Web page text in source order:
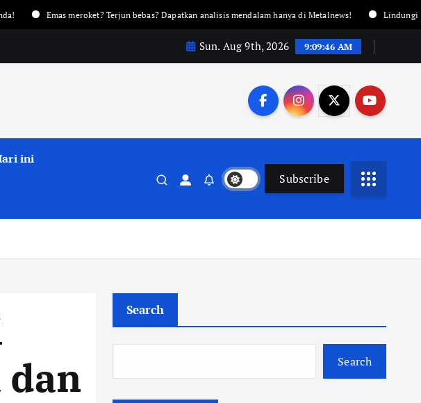
Terjun bebas? Dapatkan analisis mendalam hanya di Metalnews! Lindungi aset Anda
Sun. Aug 9th, 2026 9:09:48 AM
ini
Subscribe
Search
Search